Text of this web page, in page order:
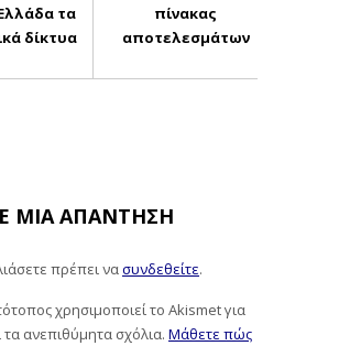
τα
δίκτυα
πίνακας
αποτελεσμάτων
ΜΙΑ ΑΠΆΝΤΗΣΗ
πρέπει νασυνδεθείτε.
χρησιμοποιεί το Akismet για
τα ανεπιθύμητα σχόλια. Μάθετε πώς